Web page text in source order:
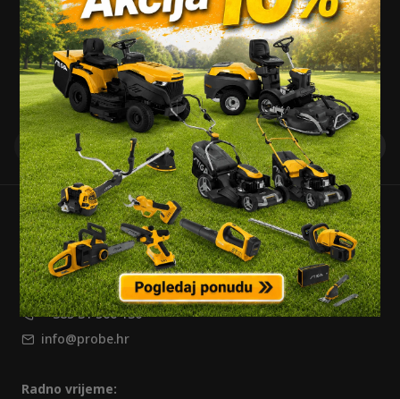
NEWSLETTER
Pretplatite se na naš newsletter i saznajte
najnovije novosti, popuste i akcije.
Probe d.o.o.
J. J. Strossmayera 269, Osijek, Hrvatska
+ 385 31 500 130
info@probe.hr
Radno vrijeme: